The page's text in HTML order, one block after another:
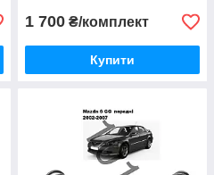
1 700 ₴/комплект
Купити